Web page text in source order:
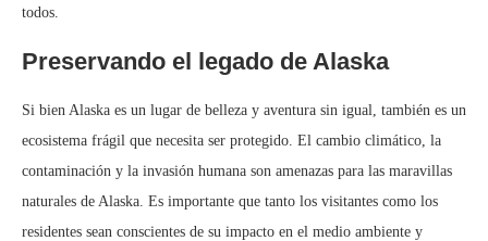
todos.
Preservando el legado de Alaska
Si bien Alaska es un lugar de belleza y aventura sin igual, también es un
ecosistema frágil que necesita ser protegido. El cambio climático, la
contaminación y la invasión humana son amenazas para las maravillas
naturales de Alaska. Es importante que tanto los visitantes como los
residentes sean conscientes de su impacto en el medio ambiente y